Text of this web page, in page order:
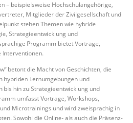
– beispielsweise Hochschulangehörige,
Mitglieder der Zivilgesellschaft und
stehen Themen wie hybride
Strategieentwicklung und
Programm bietet Vorträge,
Interventionen.
betont die Macht von Geschichten, die
hybriden Lernumgebungen und
bis hin zu Strategieentwicklung und
umfasst Vorträge, Workshops,
Microtrainings und wird zweisprachig in
Sowohl die Online- als auch die Präsenz-